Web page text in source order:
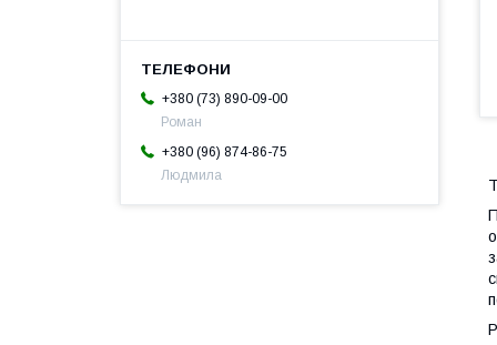
+380 (73) 890-09-00
Роман
+380 (96) 874-86-75
Людмила